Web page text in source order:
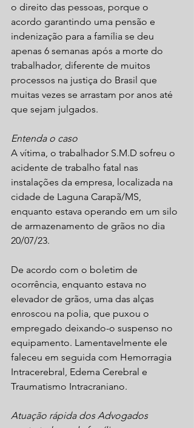
o direito das pessoas, porque o
acordo garantindo uma pensão e
indenização para a família se deu
apenas 6 semanas após a morte do
trabalhador, diferente de muitos
processos na justiça do Brasil que
muitas vezes se arrastam por anos até
que sejam julgados.
Entenda o caso
A vítima, o trabalhador S.M.D sofreu o
acidente de trabalho fatal nas
instalações da empresa, localizada na
cidade de Laguna Carapã/MS,
enquanto estava operando em um silo
de armazenamento de grãos no dia
20/07/23.
De acordo com o boletim de
ocorrência, enquanto estava no
elevador de grãos, uma das alças
enroscou na polia, que puxou o
empregado deixando-o suspenso no
equipamento. Lamentavelmente ele
faleceu em seguida com Hemorragia
Intracerebral, Edema Cerebral e
Traumatismo Intracraniano.
Atuação rápida dos Advogados